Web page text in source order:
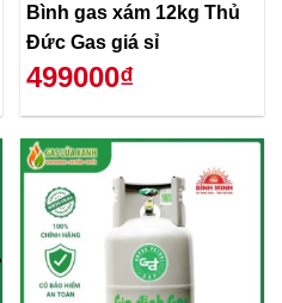
Bình gas xám 12kg Thủ
Đức Gas giá sỉ
499000₫